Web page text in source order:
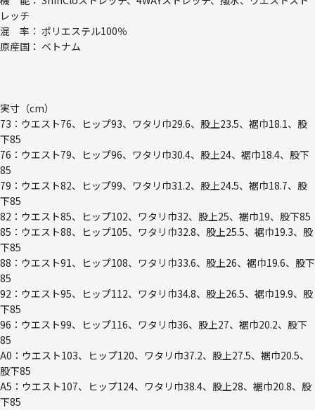
レッチ
混 率： ポリエステル100％
原産国： ベトナム
実寸（cm）
73：ウエスト76、ヒップ93、ワタリ巾29.6、股上23.5、裾巾18.1、股
下85
76：ウエスト79、ヒップ96、ワタリ巾30.4、股上24、裾巾18.4、股下
85
79：ウエスト82、ヒップ99、ワタリ巾31.2、股上24.5、裾巾18.7、股
下85
82：ウエスト85、ヒップ102、ワタリ巾32、股上25、裾巾19、股下85
85：ウエスト88、ヒップ105、ワタリ巾32.8、股上25.5、裾巾19.3、股
下85
88：ウエスト91、ヒップ108、ワタリ巾33.6、股上26、裾巾19.6、股下
85
92：ウエスト95、ヒップ112、ワタリ巾34.8、股上26.5、裾巾19.9、股
下85
96：ウエスト99、ヒップ116、ワタリ巾36、股上27、裾巾20.2、股下
85
A0：ウエスト103、ヒップ120、ワタリ巾37.2、股上27.5、裾巾20.5、
股下85
A5：ウエスト107、ヒップ124、ワタリ巾38.4、股上28、裾巾20.8、股
下85